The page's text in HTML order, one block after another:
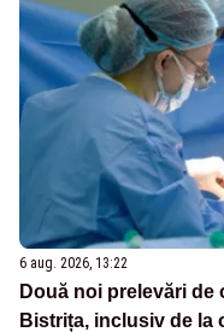
6 aug. 2026, 13:22
Două noi prelevări
Bistrița, inclusiv de la